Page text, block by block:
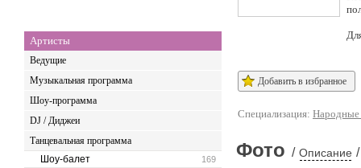
Артисты
Ведущие
Музыкальная программа
Шоу-программа
DJ / Диджеи
Танцевальная программа
169
Шоу-балет
Добавить в избранное
Специализация: Народные
Фото / Описание /